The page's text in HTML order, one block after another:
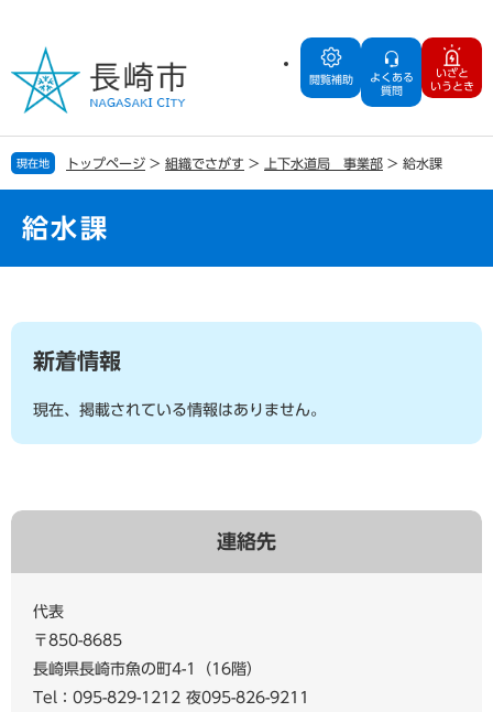
の
で
す
ー
ば
し
へ
閲覧補助
よくある
質問
いざと
いうとき
現在地 トップページ > 組織でさがす > 上下水道局 事業部 > 給水課
給水課
文
新着情報
現在、掲載されている情報はありません。
連絡先
代表
〒850-8685
長崎県長崎市魚の町4-1（16階）
Tel：095-829-1212 夜095-826-9211